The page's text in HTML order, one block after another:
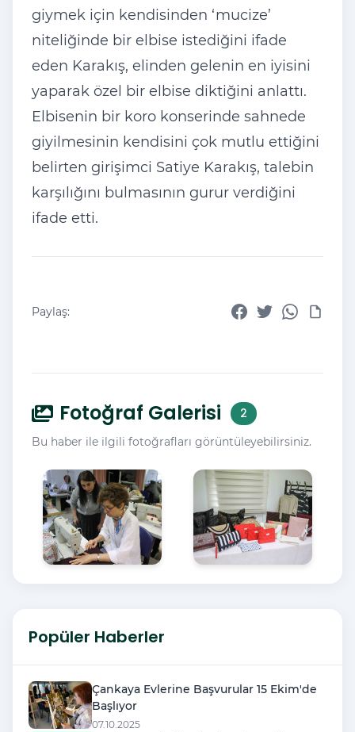
giymek için kendisinden ‘mucize’
niteliğinde bir elbise istediğini ifade
eden Karakış, elinden gelenin en iyisini
yaparak özel bir elbise diktiğini anlattı.
Elbisenin bir koro konserinde sahnede
giyilmesinin kendisini çok mutlu ettiğini
belirten girişimci Satiye Karakış, talebin
karşılığını bulmasının gurur verdiğini
ifade etti.
Paylaş:
Fotoğraf Galerisi 2
Bu haber ile ilgili fotoğrafları görüntüleyebilirsiniz.
Popüler Haberler
Çankaya Evlerine Başvurular 15 Ekim'de
Başlıyor
07.10.2025